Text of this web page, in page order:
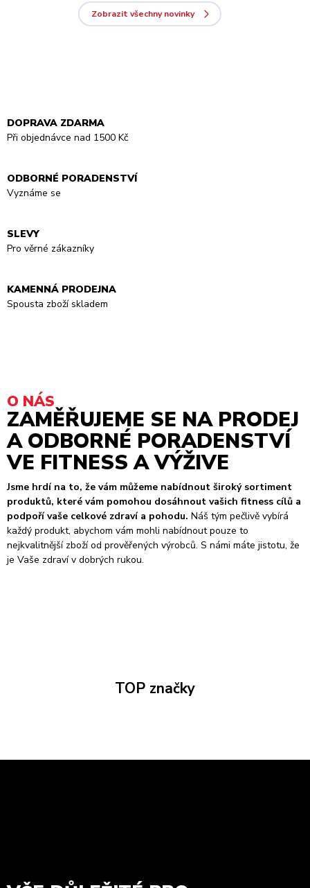
Zobrazit všechny novinky
DOPRAVA ZDARMA
Při objednávce nad 1500 Kč
ODBORNÉ PORADENSTVÍ
Vyznáme se
SLEVY
Pro věrné zákazníky
KAMENNÁ PRODEJNA
Spousta zboží skladem
O NÁS
ZAMĚŘUJEME SE NA PRODEJ
A ODBORNÉ PORADENSTVÍ
VE FITNESS A VÝŽIVE
Jsme hrdí na to, že vám můžeme nabídnout široký sortiment
produktů, které vám pomohou dosáhnout vašich fitness cílů a
podpoří vaše celkové zdraví a pohodu. Náš tým pečlivě vybírá
každý produkt, abychom vám mohli nabídnout pouze to
nejkvalitnější zboží od prověřených výrobců. S námi máte jistotu, že
je Vaše zdraví v dobrých rukou.
TOP značky